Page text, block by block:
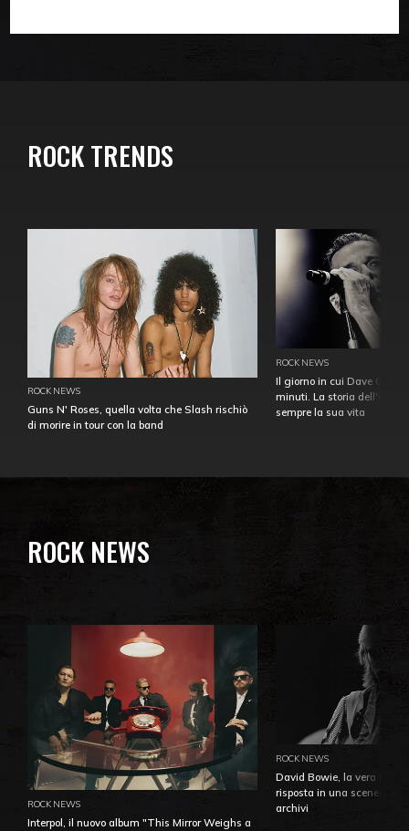
ROCK TRENDS
ROCK NEWS
Guns N' Roses, quella volta che Slash rischiò
di morire in tour con la band
ROCK NEWS
Il giorno in cui Dave
minuti. La storia
sempre la sua vita
ROCK NEWS
ROCK NEWS
Interpol, il nuovo album "This Mirror Weighs a
ROCK NEWS
David Bowie, la vera
risposta in una
archivi